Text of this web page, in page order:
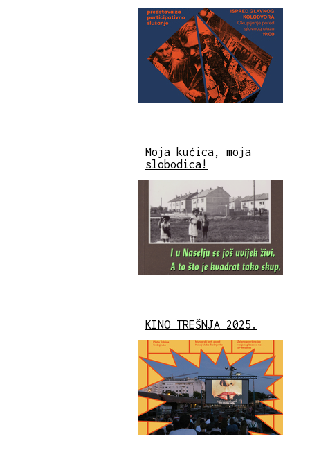
Moja kućica, moja
slobodica!
KINO TREŠNJA 2025.